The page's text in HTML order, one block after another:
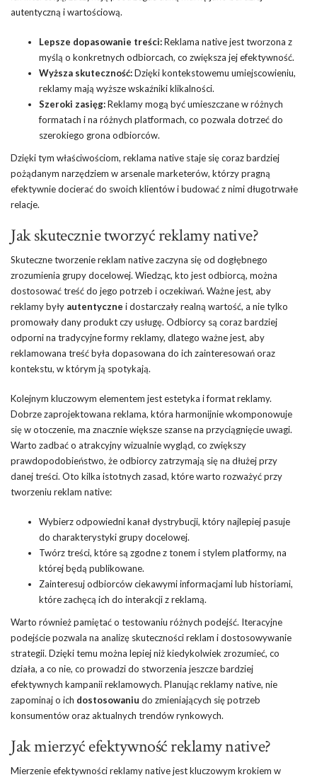
autentyczną i wartościową.
Lepsze dopasowanie treści:Reklama native jest tworzona z
myślą o konkretnych odbiorcach, co zwiększa jej efektywność.
Wyższa skuteczność:Dzięki kontekstowemu umiejscowieniu,
reklamy mają wyższe wskaźniki klikalności.
Szeroki zasięg:Reklamy mogą być umieszczane w różnych
formatach i na różnych platformach, co pozwala dotrzeć do
szerokiego grona odbiorców.
Dzięki tym właściwościom, reklama native staje się coraz bardziej
pożądanym narzędziem w arsenale marketerów, którzy pragną
efektywnie docierać do swoich klientów i budować z nimi długotrwałe
relacje.
Jak skutecznie tworzyć reklamy native?
Skuteczne tworzenie reklam native zaczyna się od dogłębnego
zrozumienia grupy docelowej. Wiedząc, kto jest odbiorcą, można
dostosować treść do jego potrzeb i oczekiwań. Ważne jest, aby
reklamy były autentyczne i dostarczały realną wartość, a nie tylko
promowały dany produkt czy usługę. Odbiorcy są coraz bardziej
odporni na tradycyjne formy reklamy, dlatego ważne jest, aby
reklamowana treść była dopasowana do ich zainteresowań oraz
kontekstu, w którym ją spotykają.
Kolejnym kluczowym elementem jest estetyka i format reklamy.
Dobrze zaprojektowana reklama, która harmonijnie wkomponowuje
się w otoczenie, ma znacznie większe szanse na przyciągnięcie uwagi.
Warto zadbać o atrakcyjny wizualnie wygląd, co zwiększy
prawdopodobieństwo, że odbiorcy zatrzymają się na dłużej przy
danej treści. Oto kilka istotnych zasad, które warto rozważyć przy
tworzeniu reklam native:
Wybierz odpowiedni kanał dystrybucji, który najlepiej pasuje
do charakterystyki grupy docelowej.
Twórz treści, które są zgodne z tonem i stylem platformy, na
której będą publikowane.
Zainteresuj odbiorców ciekawymi informacjami lub historiami,
które zachęcą ich do interakcji z reklamą.
Warto również pamiętać o testowaniu różnych podejść. Iteracyjne
podejście pozwala na analizę skuteczności reklam i dostosowywanie
strategii. Dzięki temu można lepiej niż kiedykolwiek zrozumieć, co
działa, a co nie, co prowadzi do stworzenia jeszcze bardziej
efektywnych kampanii reklamowych. Planując reklamy native, nie
zapominaj o ich dostosowaniu do zmieniających się potrzeb
konsumentów oraz aktualnych trendów rynkowych.
Jak mierzyć efektywność reklamy native?
Mierzenie efektywności reklamy native jest kluczowym krokiem w